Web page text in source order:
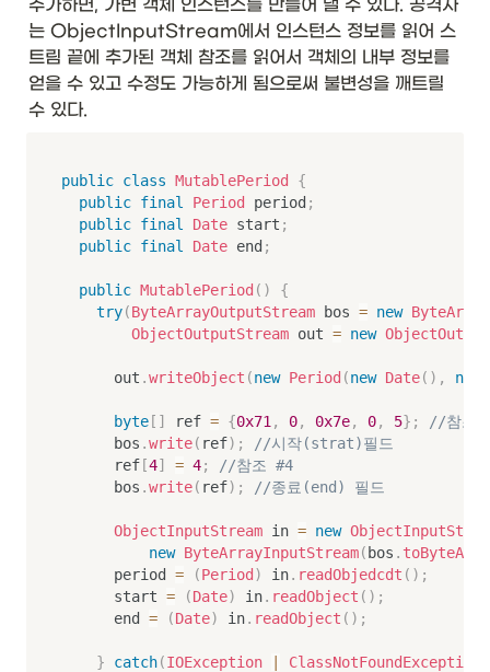
추가하면, 가변 객체 인스턴스를 만들어 낼 수 있다. 공격자
는 ObjectInputStream에서 인스턴스 정보를 읽어 스
트림 끝에 추가된 객체 참조를 읽어서 객체의 내부 정보를
얻을 수 있고 수정도 가능하게 됨으로써 불변성을 깨트릴
수 있다.
public class MutablePeriod
{
public final Period period ;
public final Date start ;
public final Date end ;
public MutablePeriod ( )
{
try(ByteArrayOutputStream bos = new
ObjectOutputStream out = new
			out
.writeObject (new Period (new Date( ) , new
byte [ ] ref = {0x71 , 0, 0x7e, 0, 5} ;
//참조
			bos
.write( ref) ;
//시작(strat)필드
			ref
[4] = 4;
//참조 #4
			bos
.write( ref) ; //종료(end) 필드
ObjectInputStream in = new
new ByteArrayInputStream( bos .
			period
= (Period ) in. readObjedcdt ( ) ;
			start
= (Date) in. readObject ( ) ;
			end
= (Date) in. readObject ( ) ;
} catch(IOException ClassNotFoundException